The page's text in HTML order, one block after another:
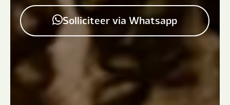
Solliciteer via Whatsapp